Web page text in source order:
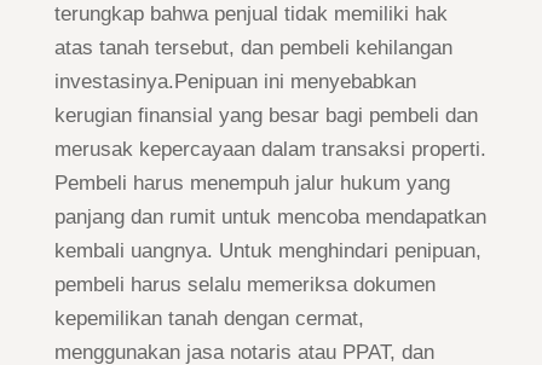
terungkap bahwa penjual tidak memiliki hak
atas tanah tersebut, dan pembeli kehilangan
investasinya.Penipuan ini menyebabkan
kerugian finansial yang besar bagi pembeli dan
merusak kepercayaan dalam transaksi properti.
Pembeli harus menempuh jalur hukum yang
panjang dan rumit untuk mencoba mendapatkan
kembali uangnya. Untuk menghindari penipuan,
pembeli harus selalu memeriksa dokumen
kepemilikan tanah dengan cermat,
menggunakan jasa notaris atau PPAT, dan